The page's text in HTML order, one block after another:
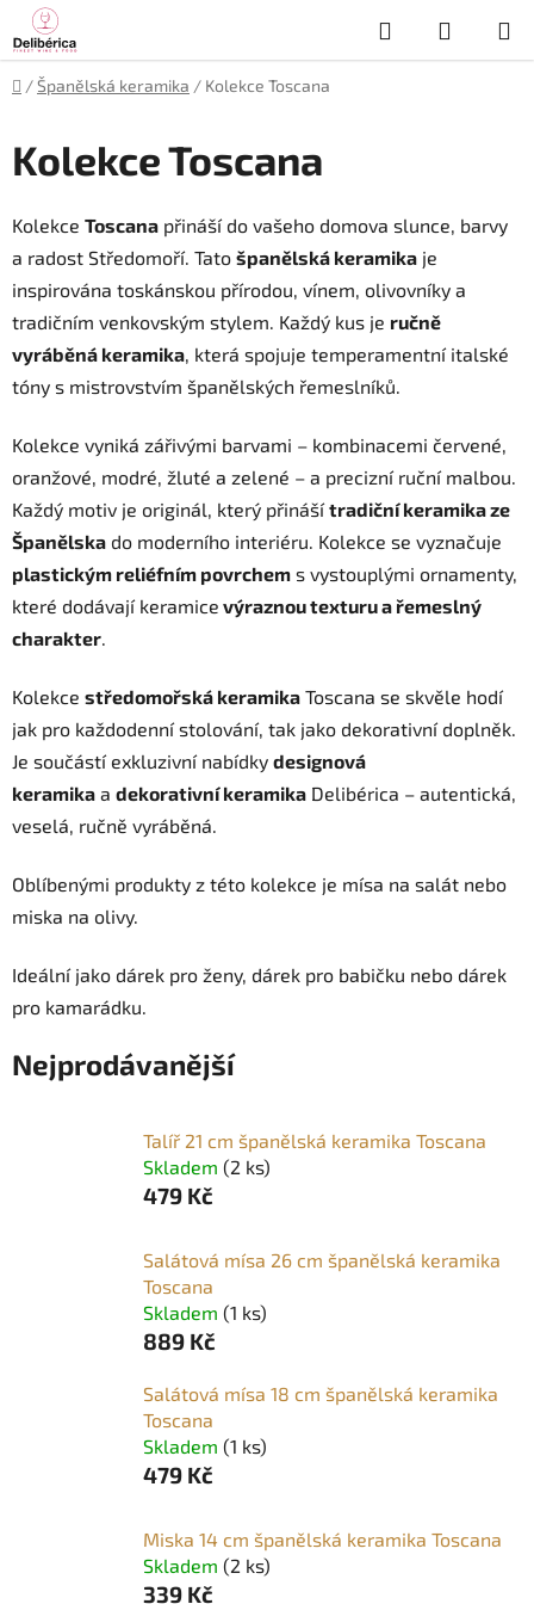
Přejít
na
obsah
Hledat
KOŠÍK
Domů
/Španělská keramika / Kolekce Toscana
Kolekce Toscana
Kolekce Toscana přináší do vašeho domova slunce, barvy
a radost Středomoří. Tato španělská keramika je
inspirována toskánskou přírodou, vínem, olivovníky a
tradičním venkovským stylem. Každý kus je ručně
vyráběná keramika , která spojuje temperamentní italské
tóny s mistrovstvím španělských řemeslníků.
Kolekce vyniká zářivými barvami – kombinacemi červené,
oranžové, modré, žluté a zelené – a precizní ruční malbou.
Každý motiv je originál, který přináší tradiční keramika ze
Španělska do moderního interiéru. Kolekce se vyznačuje
plastickým reliéfním povrchem s vystouplými ornamenty,
které dodávají keramice výraznou texturu a řemeslný
charakter
Kolekce středomořská keramika Toscana se skvěle hodí
jak pro každodenní stolování, tak jako dekorativní doplněk.
Je součástí exkluzivní nabídky designová
keramika a dekorativní keramika Delibérica – autentická,
veselá, ručně vyráběná.
Oblíbenými produkty z této kolekce je mísa na salát nebo
miska na olivy.
Ideální jako dárek pro ženy, dárek pro babičku nebo dárek
pro kamarádku.
Nejprodávanější
Talíř 21 cm španělská keramika Toscana
Skladem (2 ks)
479 Kč
Salátová mísa 26 cm španělská keramika
Toscana
Skladem (1 ks)
889 Kč
Salátová mísa 18 cm španělská keramika
Toscana
Skladem (1 ks)
479 Kč
Miska 14 cm španělská keramika Toscana
Skladem (2 ks)
339 Kč